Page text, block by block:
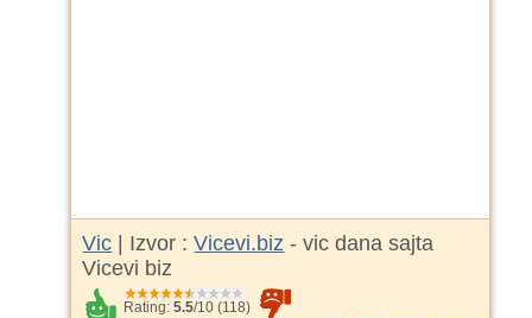
Vic | Izvor :Vicevi.biz - vic dana sajta
Vicevi biz
Rating:5.5/10 (118)